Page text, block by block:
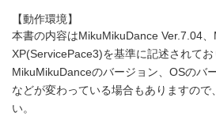
【動作環境】
本書の内容はMikuMikuDance Ver.7.04
XP(ServicePace3)を基準に記述されてお
MikuMikuDanceのバージョン、OSのバ
などが変わっている場合もありますので
い。